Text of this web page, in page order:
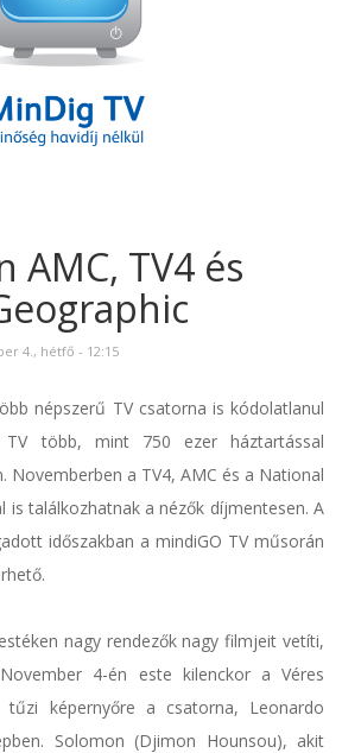
AMC, TV4 és
4., hétfő - 12:15
népszerű TV csatorna is kódolatlanul
több, mint 750 ezer háztartással
Novemberben a TV4, AMC és a National
is találkozhatnak a nézők díjmentesen. A
időszakban a mindiGO TV műsorán
nagy rendezők nagy filmjeit vetíti,
4-én este kilenckor a Véres
képernyőre a csatorna, Leonardo
Solomon (Djimon Hounsou), akit